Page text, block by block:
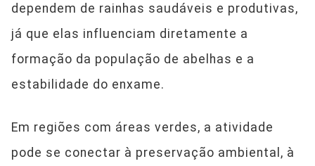
dependem de rainhas saudáveis e produtivas,
já que elas influenciam diretamente a
formação da população de abelhas e a
estabilidade do enxame.
Em regiões com áreas verdes, a atividade
pode se conectar à preservação ambiental, à